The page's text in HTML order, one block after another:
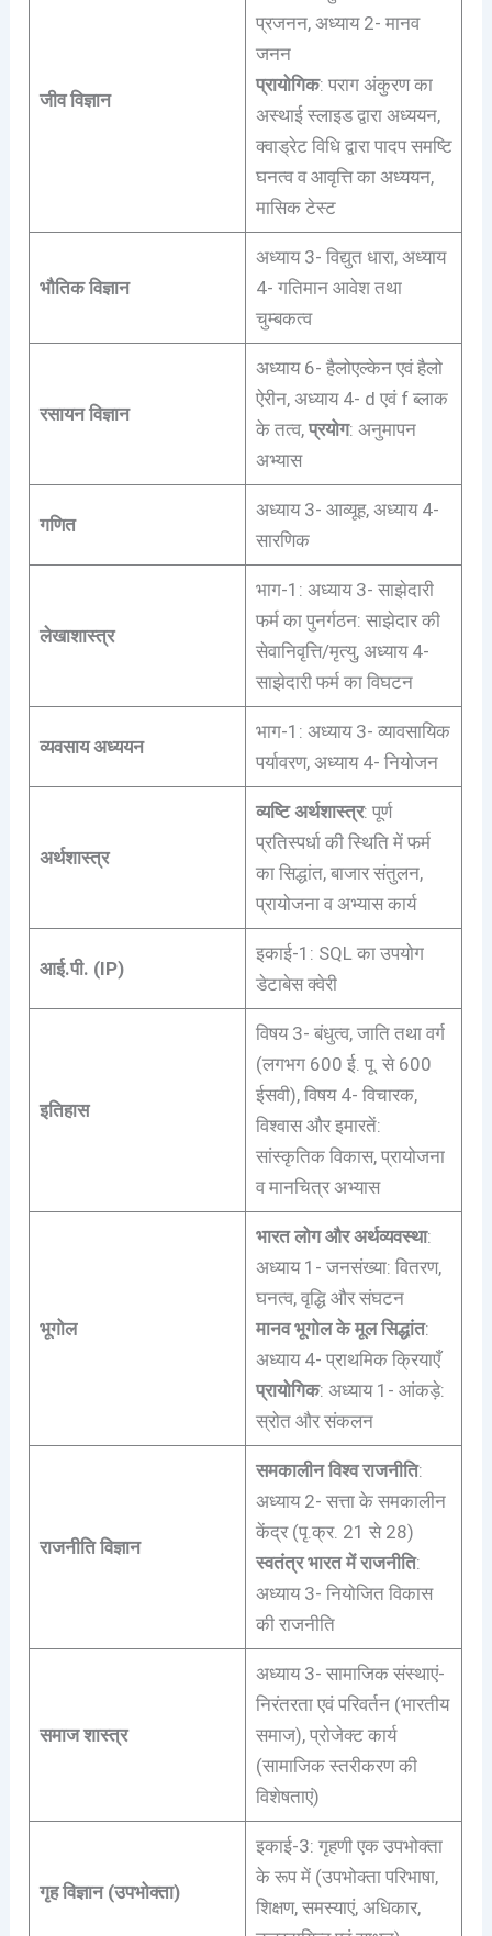
जीव विज्ञान
प्रजनन, अध्याय 2- मानव
जनन
प्रायोगिक: पराग अंकुरण का
अस्थाई स्लाइड द्वारा अध्ययन,
क्वाड्रेट विधि द्वारा पादप समष्टि
घनत्व व आवृत्ति का अध्ययन,
मासिक टेस्ट
भौतिक विज्ञान
अध्याय 3- विद्युत धारा, अध्याय
4- गतिमान आवेश तथा
चुम्बकत्व
रसायन विज्ञान
अध्याय 6- हैलोएल्केन एवं हैलो
ऐरीन, अध्याय 4- d एवं f ब्लाक
के तत्व, प्रयोग: अनुमापन
अभ्यास
गणित
अध्याय 3- आव्यूह, अध्याय 4-
सारणिक
लेखाशास्त्र
भाग-1: अध्याय 3- साझेदारी
फर्म का पुनर्गठन: साझेदार की
सेवानिवृत्ति/मृत्यु, अध्याय 4-
साझेदारी फर्म का विघटन
व्यवसाय अध्ययन
भाग-1: अध्याय 3- व्यावसायिक
पर्यावरण, अध्याय 4- नियोजन
अर्थशास्त्र
व्यष्टि अर्थशास्त्र: पूर्ण
प्रतिस्पर्धा की स्थिति में फर्म
का सिद्धांत, बाजार संतुलन,
प्रायोजना व अभ्यास कार्य
आई.पी. (IP)
इकाई-1: SQL का उपयोग
डेटाबेस क्वेरी
इतिहास
विषय 3- बंधुत्व, जाति तथा वर्ग
(लगभग 600 ई. पू. से 600
ईसवी), विषय 4- विचारक,
विश्वास और इमारतें:
सांस्कृतिक विकास, प्रायोजना
व मानचित्र अभ्यास
भूगोल
भारत लोग और अर्थव्यवस्था:
अध्याय 1- जनसंख्या: वितरण,
घनत्व, वृद्धि और संघटन
मानव भूगोल के मूल सिद्धांत:
अध्याय 4- प्राथमिक क्रियाएँ
प्रायोगिक: अध्याय 1- आंकड़े:
स्रोत और संकलन
राजनीति विज्ञान
समकालीन विश्व राजनीति:
अध्याय 2- सत्ता के समकालीन
केंद्र (पृ.क्र. 21 से 28)
स्वतंत्र भारत में राजनीति:
अध्याय 3- नियोजित विकास
की राजनीति
समाज शास्त्र
अध्याय 3- सामाजिक संस्थाएं-
निरंतरता एवं परिवर्तन (भारतीय
समाज), प्रोजेक्ट कार्य
(सामाजिक स्तरीकरण की
विशेषताएं)
गृह विज्ञान (उपभोक्ता)
इकाई-3: गृहणी एक उपभोक्ता
के रूप में (उपभोक्ता परिभाषा,
शिक्षण, समस्याएं, अधिकार,